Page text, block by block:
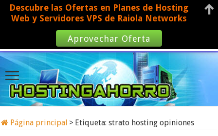
Página principal > Etiqueta:strato hosting opiniones
Descubre las Ofertas en Planes de Hosting
Web y Servidores VPS de Raiola Networks
Aprovechar Oferta